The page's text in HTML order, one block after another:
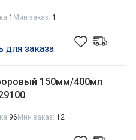
1 Мин заказ: 1
для заказа
150мм/400мл
96 Мин заказ: 12